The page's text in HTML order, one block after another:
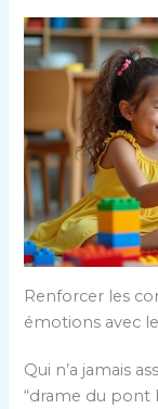
Renforcer les
émotions avec
Qui n’a jamais
“drame du pont